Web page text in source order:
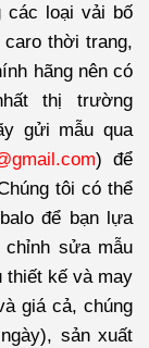
các loại vải bố
thời trang,
hãng nên có
thị trường
gửi mẫu qua
) để
tôi có thể
để bạn lựa
sửa mẫu
thiết kế và may
giá cả, chúng
sản xuất